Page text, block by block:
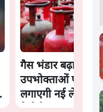
गैस भंडार बढ़ाने के
उपभोक्ताओं पर
लगाएगी नई लेवी,